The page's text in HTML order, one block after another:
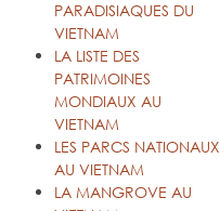
PARADISIAQUES DU
VIETNAM
LA LISTE DES
PATRIMOINES
MONDIAUX AU
VIETNAM
LES PARCS NATIONAUX
AU VIETNAM
LA MANGROVE AU